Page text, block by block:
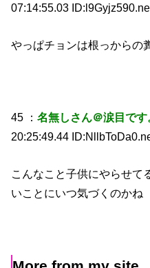
07:14:55.03
やっぱチョンは根っからの
45 ：名無しさん＠涙目です
20:25:49.44
こんなこと子供にやらせて
いことにいつ気づくのかね